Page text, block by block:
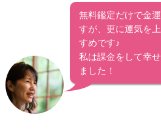
無料鑑定だけで金
すが、更に運気を
すめです♪
私は課金をして幸
ました！